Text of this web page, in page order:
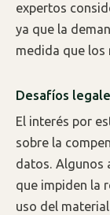
expertos
ya que la
medida que los
Desafíos
El interés por
sobre la
datos. Algunos
que impiden la
uso del